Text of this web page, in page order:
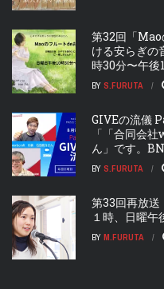
第32回「
ける安らぎ
時30分〜午後
BY S.FURUTA
GIVEの流儀
「「合同会
ん」です。
BY S.FURUTA
第33回再放送
１時、日曜午
BY M.FURUTA